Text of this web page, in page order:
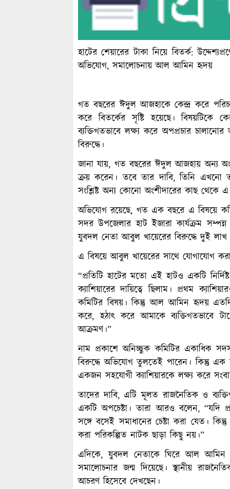
হাটের শেয়ারের টাকা নিয়ে বিতর্ক:
অভিযোগ, সমালোচনায় আল আমিন হৃদয়
গত বছরের ঈদুল আজহাকে কেন্দ্র করে
করে বিতর্কের সৃষ্টি হয়েছে।
ব্যক্তিগতভাবে লক্ষ্য করে অপপ্রচার
বিরুদ্ধে।
জানা যায়, গত বছরের ঈদুল আজহায় অন্য
ক্রয় করেন। তবে তার দাবি, তিনি এখনো
সংশ্লিষ্ট অন্য কোনো অংশীদারের কাছ থেকে
অভিযোগ রয়েছে, গত এক বছরে এ বিষয়ে
সদর উপজেলার হাট ইজারা কার্যক্রম সম্পন্ন
যুবদল নেতা আবুল খায়েরের বিরুদ্ধে দুই
এ বিষয়ে আবুল খায়েরের সাথে যোগাযোগ
“প্রতিটি হাটের মতো এই হাটও একটি
ক্যাশিয়ারের দায়িত্বে ছিলাম। প্রথম
কমিটির বিষয়। কিন্তু আল আমিন হৃদয়
করে, হঠাৎ করে আমাকে ব্যক্তিগতভাবে
আক্রমণ।”
নাম প্রকাশে অনিচ্ছুক কমিটির একাধিক
বিরুদ্ধে অভিযোগ তুলতেই পারেন। কিন্তু এক
একজন সহযোগী ক্যাশিয়ারকে লক্ষ্য করে
তাদের দাবি, এটি মূলত রাজনৈতিক ও
একটি অপচেষ্টা। তারা আরও বলেন, “যদি
সঙ্গে বসেই সমাধানের চেষ্টা করা যেত।
করা পরিকল্পিত নাটক ছাড়া কিছু নয়।”
এদিকে, যুবদল নেতাকে ঘিরে আল আমিন
সমালোচনার জন্ম দিয়েছে। স্থানীয়
আচরণ হিসেবে দেখছেন।